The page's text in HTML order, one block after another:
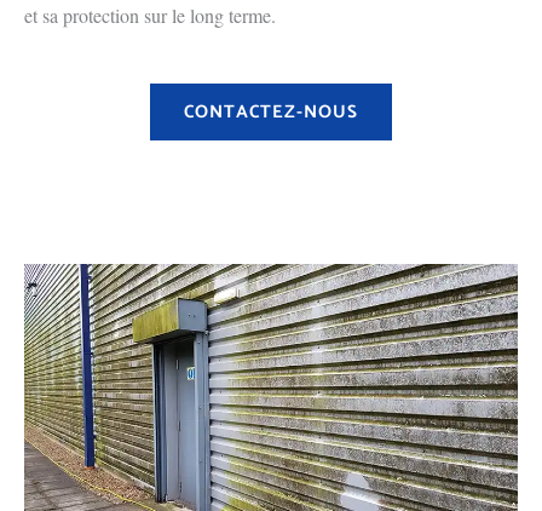
et sa protection sur le long terme.
CONTACTEZ-NOUS